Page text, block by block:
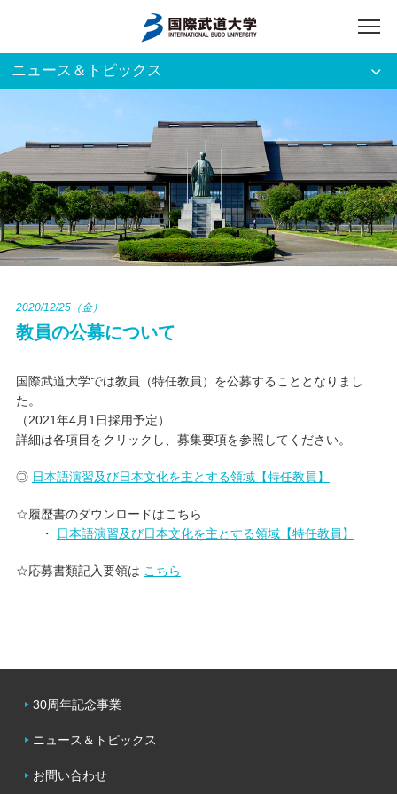
アクセス 入試資料請求
ご利用者別
ホーム
大学案内
資格・就職
キャンパスライフ
学友会クラブ活動
ニュース＆トピックス
2020/12/25（金）
教員の公募について
国際武道大学では教員（特任教員）を公募することとなりまし
た。
（2021年4月1日採用予定）
詳細は各項目をクリックし、募集要項を参照してください。
◎ 日本語演習及び日本文化を主とする領域【特任教員】
☆履歴書のダウンロードはこちら
・
日本語演習及び日本文化を主とする領域【特任教員】
☆応募書類記入要領は こちら
30周年記念事業
ニュース＆トピックス
お問い合わせ